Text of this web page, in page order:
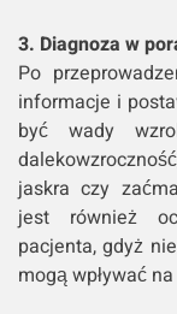
3. Diagnoza w
Po
informacje i
być wady
jaskra czy
jest również
pacjenta, gdyż
mogą wpływać